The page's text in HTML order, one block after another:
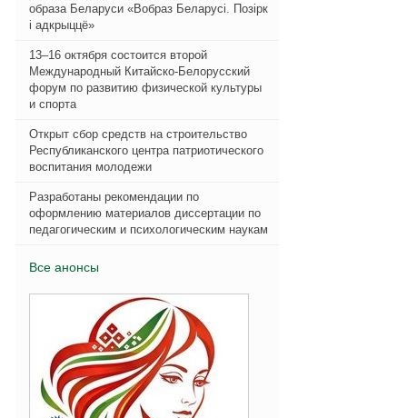
образа Беларуси «Вобраз Беларусi. Позiрк
i адкрыццё»
13–16 октября состоится второй
Международный Китайско-Белорусский
форум по развитию физической культуры
и спорта
Открыт сбор средств на строительство
Республиканского центра патриотического
воспитания молодежи
Разработаны рекомендации по
оформлению материалов диссертации по
педагогическим и психологическим наукам
Все анонсы